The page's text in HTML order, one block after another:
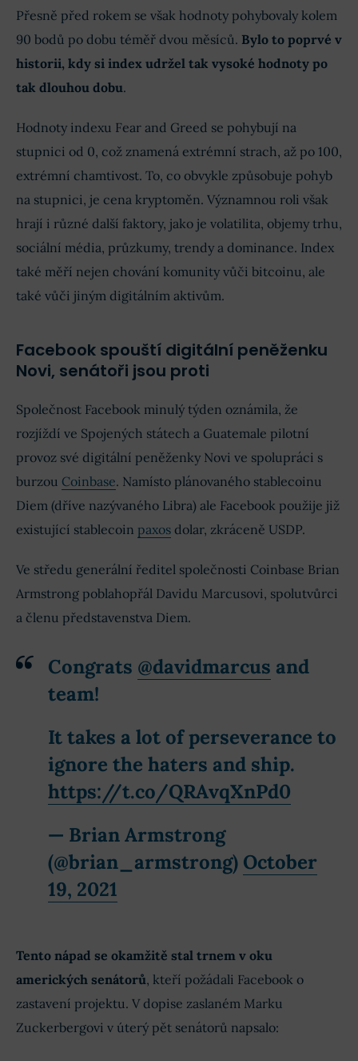
Přesně před rokem se však hodnoty pohybovaly kolem
90 bodů po dobu téměř dvou měsíců. Bylo to poprvé v
historii, kdy si index udržel tak vysoké hodnoty po
tak dlouhou dobu.
Hodnoty indexu Fear and Greed se pohybují na
stupnici od 0, což znamená extrémní strach, až po 100,
extrémní chamtivost. To, co obvykle způsobuje pohyb
na stupnici, je cena kryptoměn. Významnou roli však
hrají i různé další faktory, jako je volatilita, objemy trhu,
sociální média, průzkumy, trendy a dominance. Index
také měří nejen chování komunity vůči bitcoinu, ale
také vůči jiným digitálním aktivům.
Facebook spouští digitální peněženku
Novi, senátoři jsou proti
Společnost Facebook minulý týden oznámila, že
rozjíždí ve Spojených státech a Guatemale pilotní
provoz své digitální peněženky Novi ve spolupráci s
burzou Coinbase. Namísto plánovaného stablecoinu
Diem (dříve nazývaného Libra) ale Facebook použije již
existující stablecoin paxos dolar, zkráceně USDP.
Ve středu generální ředitel společnosti Coinbase Brian
Armstrong poblahopřál Davidu Marcusovi, spolutvůrci
a členu představenstva Diem.
Congrats @davidmarcus and
team!
It takes a lot of perseverance to
ignore the haters and ship.
https://t.co/QRAvqXnPd0
— Brian Armstrong
(@brian_armstrong) October
19, 2021
Tento nápad se okamžitě stal trnem v oku
amerických senátorů, kteří požádali Facebook o
zastavení projektu. V dopise zaslaném Marku
Zuckerbergovi v úterý pět senátorů napsalo: